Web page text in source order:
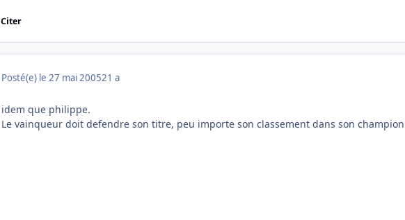
Citer
Posté(e) le 27 mai 200521 a
idem que philippe.
Le vainqueur doit defendre son titre, peu importe son classement dans son